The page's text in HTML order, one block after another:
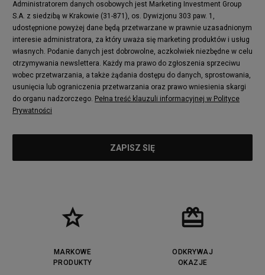
Administratorem danych osobowych jest Marketing Investment Group
S.A. z siedzibą w Krakowie (31-871), os. Dywizjonu 303 paw. 1,
udostępnione powyżej dane będą przetwarzane w prawnie uzasadnionym
interesie administratora, za który uważa się marketing produktów i usług
własnych. Podanie danych jest dobrowolne, aczkolwiek niezbędne w celu
otrzymywania newslettera. Każdy ma prawo do zgłoszenia sprzeciwu
wobec przetwarzania, a także żądania dostępu do danych, sprostowania,
usunięcia lub ograniczenia przetwarzania oraz prawo wniesienia skargi
do organu nadzorczego. Pełna treść klauzuli informacyjnej w Polityce
Prywatności
MARKOWE
PRODUKTY
ODKRYWAJ
OKAZJE